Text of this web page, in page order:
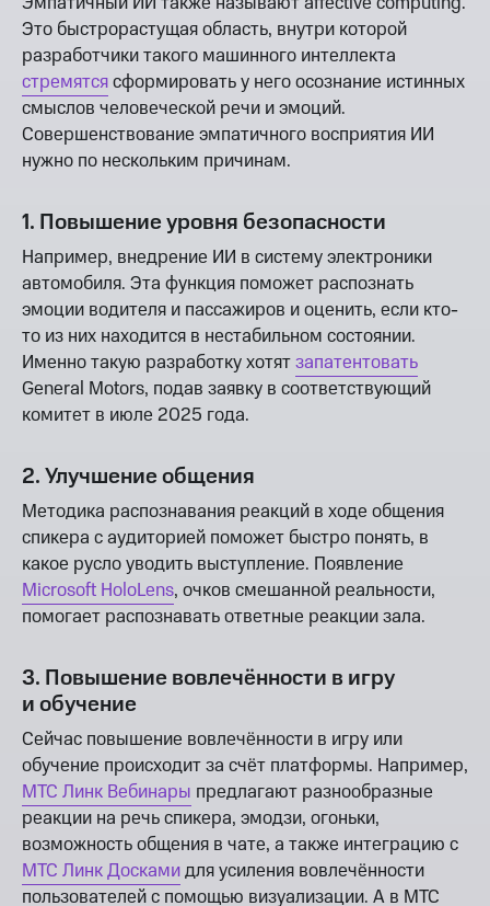
Это быстрорастущая область, внутри которой
разработчики такого машинного интеллекта
стремятсясформировать у него осознание истинных
смыслов человеческой речи и эмоций.
Совершенствование эмпатичного восприятия ИИ
нужно по нескольким причинам.
1. Повышение уровня безопасности
Например, внедрение ИИ в систему электроники
автомобиля. Эта функция поможет распознать
эмоции водителя и пассажиров и оценить, если кто-
то из них находится в нестабильном состоянии.
Именно такую разработку хотятзапатентовать
General Motors, подав заявку в соответствующий
комитет в июле 2025 года.
2. Улучшение общения
Методика распознавания реакций в ходе общения
спикера с аудиторией поможет быстро понять, в
какое русло уводить выступление. Появление
Microsoft HoloLens, очков смешанной реальности,
помогает распознавать ответные реакции зала.
3. Повышение вовлечённости в игру
и обучение
Сейчас повышение вовлечённости в игру или
обучение происходит за счёт платформы. Например,
МТС Линк Вебинары предлагают разнообразные
реакции на речь спикера, эмодзи, огоньки,
возможность общения в чате, а также интеграцию с
МТС Линк Доскамидля усиления вовлечённости
пользователей с помощью визуализации. А в МТС